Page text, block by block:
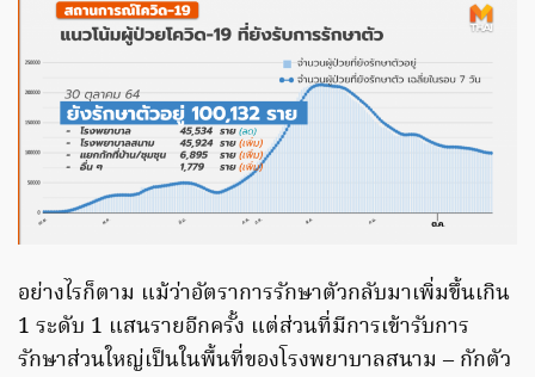
อย่างไรก็ตาม แม้ว่าอัตราการรักษาตัวกลับมาเพิ่มขึ้นเกิน
1 ระดับ 1 แสนรายอีกครั้ง แต่ส่วนที่มีการเข้ารับการ
รักษาส่วนใหญ่เป็นในพื้นที่ของโรงพยาบาลสนาม – กักตัว